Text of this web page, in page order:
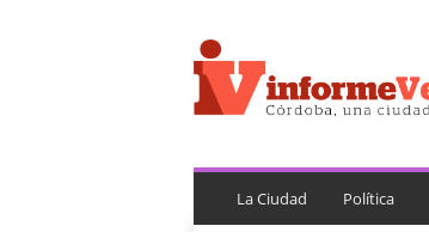
n
f
o
e
e
La Ciudad Política